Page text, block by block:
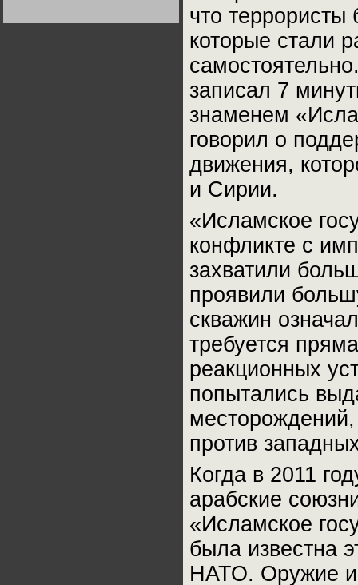
что
которые стали
записал 7
знаменем
говорил о
движения,
и Сирии.
«Исламское
конфликте с
захватили
проявили
скважин
требуется
реакционных
попытались
против
Когда в 2011
арабские
«Исламское
была известна
НАТО. Оружие и